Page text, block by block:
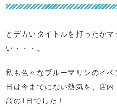
とデカいタイトルを打ったが
い・・・。
私も色々なブルーマリンのイ
日は今までにない熱気を、店
高の1日でした！